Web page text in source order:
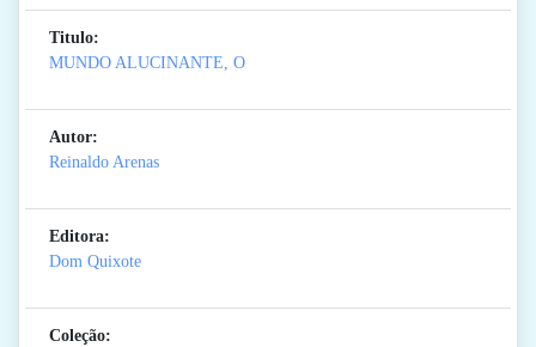
Titulo:
MUNDO ALUCINANTE, O
Autor:
Reinaldo Arenas
Editora:
Dom Quixote
Coleção: